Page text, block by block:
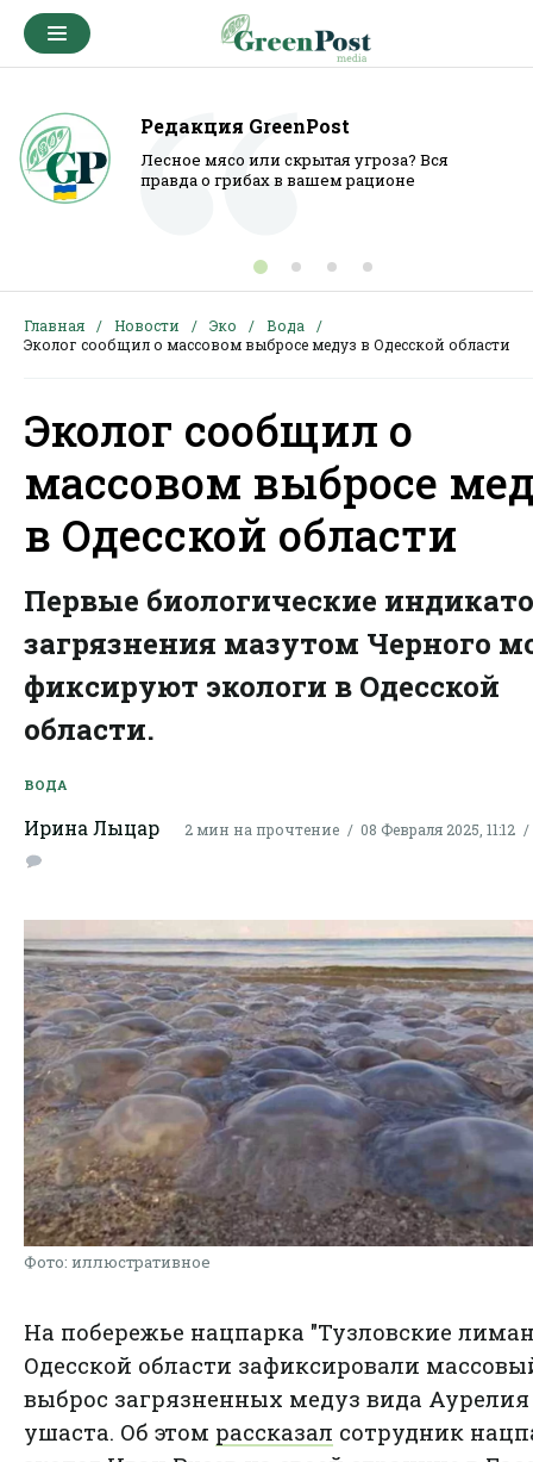
Редакция GreenPost
Лесное мясо или скрытая угроза? Вся
правда о грибах в вашем рационе
Главная Новости Эко
Вода
Эколог сообщил о массовом выбросе медуз в Одесской области
Эколог сообщил о
массовом выбросе
в Одесской области
Первые биологические
загрязнения мазутом Черного
фиксируют экологи в Одесской
области.
ВОДА
Ирина Лыцар 2 мин на прочтение 08 Февраля 2025, 11:12
Фото: иллюстративное
На побережье нацпарка "Тузловские
Одесской области зафиксировали
выброс загрязненных медуз вида Аурелия
ушаста. Об этом рассказал сотрудник